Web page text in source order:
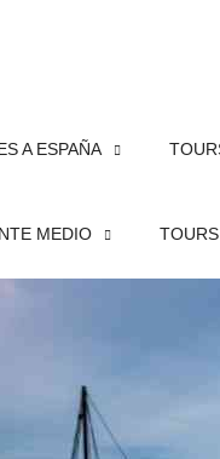
A ESPAÑA
MEDIO